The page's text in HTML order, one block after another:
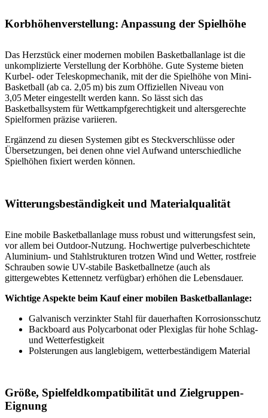
Korbhöhenverstellung: Anpassung der Spielhöhe
Das Herzstück einer modernen mobilen Basketballanlage ist die
unkomplizierte Verstellung der Korbhöhe. Gute Systeme bieten
Kurbel- oder Teleskopmechanik, mit der die Spielhöhe von Mini-
Basketball (ab ca. 2,05 m) bis zum Offiziellen Niveau von
3,05 Meter eingestellt werden kann. So lässt sich das
Basketballsystem für Wettkampfgerechtigkeit und altersgerechte
Spielformen präzise variieren.
Ergänzend zu diesen Systemen gibt es Steckverschlüsse oder
Übersetzungen, bei denen ohne viel Aufwand unterschiedliche
Spielhöhen fixiert werden können.
Witterungsbeständigkeit und Materialqualität
Eine mobile Basketballanlage muss robust und witterungsfest sein,
vor allem bei Outdoor-Nutzung. Hochwertige pulverbeschichtete
Aluminium- und Stahlstrukturen trotzen Wind und Wetter, rostfreie
Schrauben sowie UV-stabile Basketballnetze (auch als
gittergewebtes Kettennetz verfügbar) erhöhen die Lebensdauer.
Wichtige Aspekte beim Kauf einer mobilen Basketballanlage:
Galvanisch verzinkter Stahl für dauerhaften Korrosionsschutz
Backboard aus Polycarbonat oder Plexiglas für hohe Schlag-
und Wetterfestigkeit
Polsterungen aus langlebigem, wetterbeständigem Material
Größe, Spielfeldkompatibilität und Zielgruppen-
Eignung